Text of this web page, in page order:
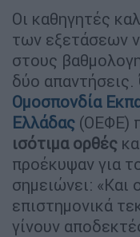
Οι καθηγητές
των εξετάσεων
στους
δύο απαντήσεις.
Ομοσπονδία
Ελλάδας (ΟΕΦΕ)
ισότιμα ορθές
προέκυψαν για
σημειώνει: «Και
επιστημονικά
γίνουν